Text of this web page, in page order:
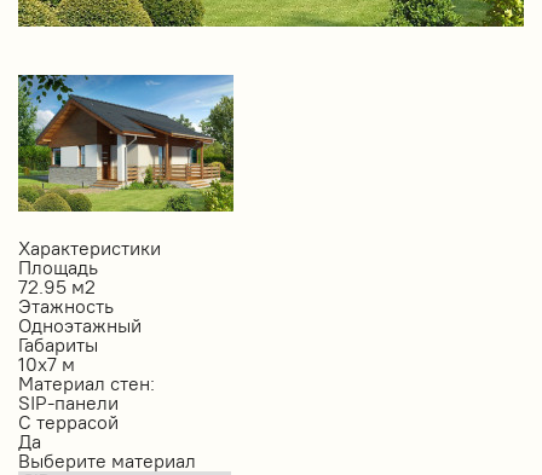
Характеристики
Площадь
72.95 м2
Этажность
Одноэтажный
Габариты
10х7 м
Материал стен:
SIP-панели
С террасой
Да
Выберите материал